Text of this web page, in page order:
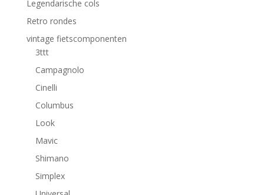
Legendarische cols
Retro rondes
vintage fietscomponenten
3ttt
Campagnolo
Cinelli
Columbus
Look
Mavic
Shimano
Simplex